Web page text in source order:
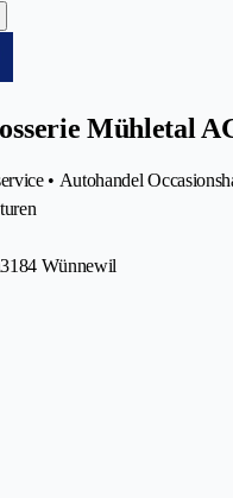
Mühletal
• Autohandel
3184 Wünnewil